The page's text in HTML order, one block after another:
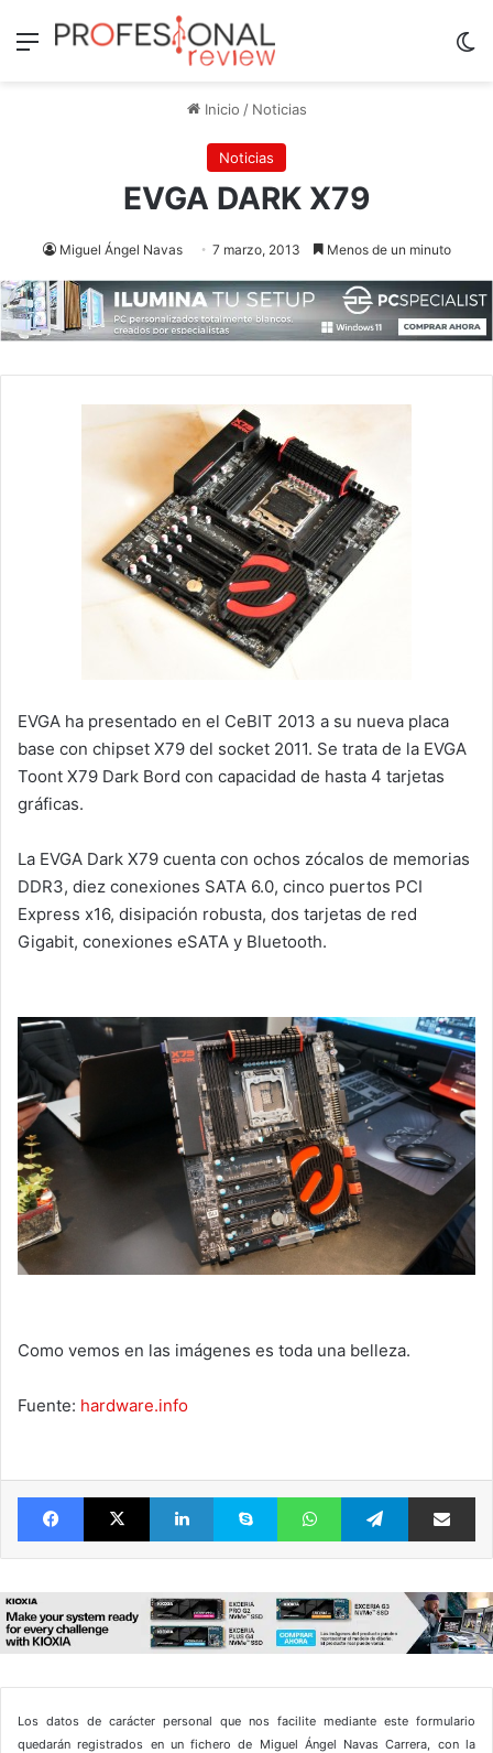
Menú
Inicio / Noticias
Noticias
EVGA DARK X79
Miguel Ángel Navas 7 marzo, 2013 Menos de un minuto
EVGA ha presentado en el CeBIT 2013 a su nueva placa
base con chipset X79 del socket 2011. Se trata de la EVGA
Toont X79 Dark Bord con capacidad de hasta 4 tarjetas
gráficas.
La EVGA Dark X79 cuenta con ochos zócalos de memorias
DDR3, diez conexiones SATA 6.0, cinco puertos PCI
Express x16, disipación robusta, dos tarjetas de red
Gigabit, conexiones eSATA y Bluetooth.
Como vemos en las imágenes es toda una belleza.
Fuente: hardware.info
FacebookX LinkedIn Skype WhatsAppTelegram
Los datos de carácter personal que nos facilite mediante este formulario
quedarán registrados en un fichero de Miguel Ángel Navas Carrera, con la